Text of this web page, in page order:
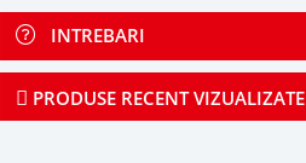
INTREBARI
PRODUSE RECENT VIZUALIZATE